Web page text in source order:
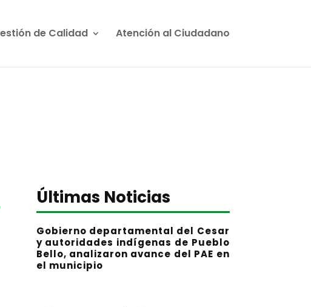
de Calidad Atención al Ciudadano
Últimas Noticias
Gobierno departamental del Cesar
y autoridades indígenas de Pueblo
Bello, analizaron avance del PAE en
el municipio